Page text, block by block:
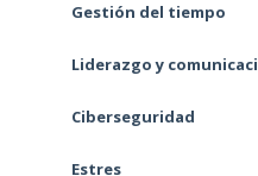
Gestión del tiempo
Liderazgo y
Ciberseguridad
Estres